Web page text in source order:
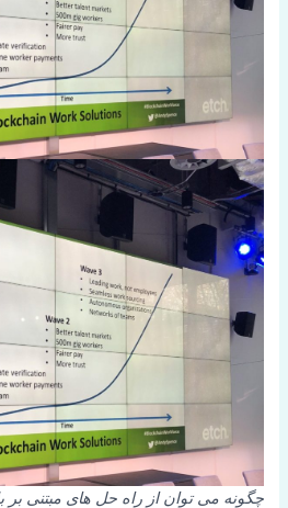
چگونه می توان از راه حل های مبتنی بر